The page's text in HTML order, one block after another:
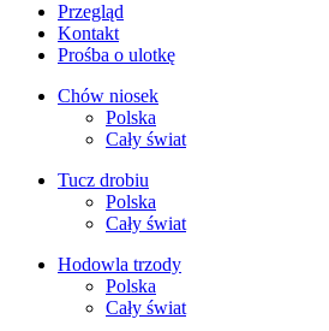
Przegląd
Kontakt
Prośba o ulotkę
Chów niosek
Polska
Cały świat
Tucz drobiu
Polska
Cały świat
Hodowla trzody
Polska
Cały świat